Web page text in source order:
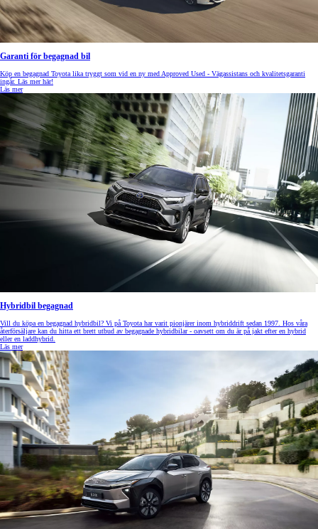
Garanti för begagnad bil
Köp en begagnad Toyota lika tryggt som vid en ny med Approved Used - Vägassistans och kvalitetsgaranti
ingår. Läs mer här!
Läs mer
Hybridbil begagnad
Vill du köpa en begagnad hybridbil? Vi på Toyota har varit pionjärer inom hybriddrift sedan 1997. Hos våra
återförsäljare kan du hitta ett brett utbud av begagnade hybridbilar - oavsett om du är på jakt efter en hybrid
eller en laddhybrid.
Läs mer